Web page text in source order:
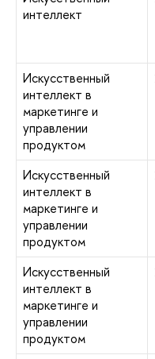
интеллект
Искусственный
интеллект в
маркетинге и
управлении
продуктом
Искусственный
интеллект в
маркетинге и
управлении
продуктом
Искусственный
интеллект в
маркетинге и
управлении
продуктом